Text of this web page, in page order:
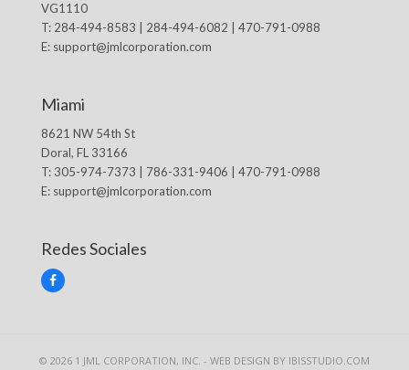
VG1110
T: 284-494-8583 | 284-494-6082 | 470-791-0988
E: support@jmlcorporation.com
Miami
8621 NW 54th St
Doral, FL 33166
T: 305-974-7373 | 786-331-9406 | 470-791-0988
E: support@jmlcorporation.com
Redes Sociales
F
o
© 2026 1 JML CORPORATION, INC. - WEB DESIGN BY IBISSTUDIO.COM